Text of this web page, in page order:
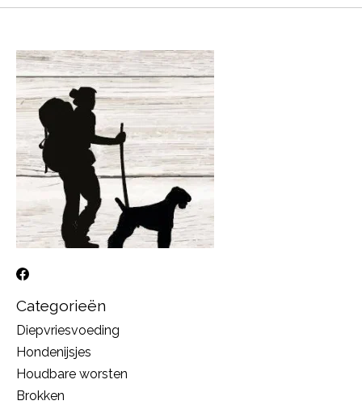
Categorieën
Diepvriesvoeding
Hondenijsjes
Houdbare worsten
Brokken